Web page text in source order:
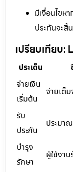
มีเงื่อนไขห
ประกันจะสิ้
เปรียบเทียบ:
ประเด็น
จ่ายเงิน
เริ่มต้น
จ่ายเต็
รับ
ประกัน
ประมา
บำรุง
รักษา
ผู้ใช้งา